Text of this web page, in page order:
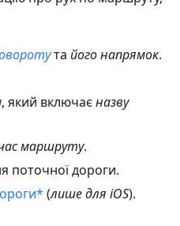
та його напрямок.
, який включаєназву
маршруту.
поточної дороги.
(лише для iOS).